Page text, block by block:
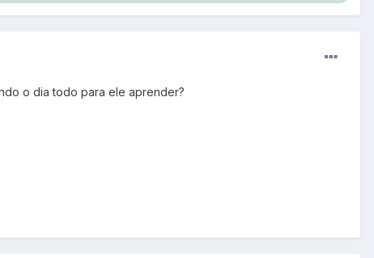
o dia todo para ele aprender?